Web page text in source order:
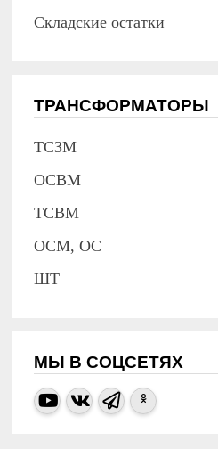
Складские остатки
ТРАНСФОРМАТОРЫ
ТСЗМ
ОСВМ
ТСВМ
ОСМ, ОС
ШТ
МЫ В СОЦСЕТЯХ